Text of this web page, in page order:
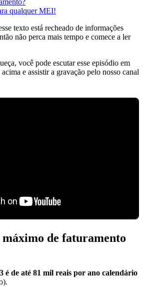
qualquer MEI!
texto está recheado de informações
não perca mais tempo e comece a ler
você pode escutar esse episódio em
e assistir a gravação pelo nosso canal
de faturamento
é de até 81 mil reais por ano calendário